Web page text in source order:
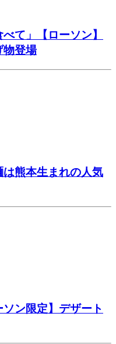
て」【ローソン】
物登場
は熊本生まれの人気
ン限定】デザート